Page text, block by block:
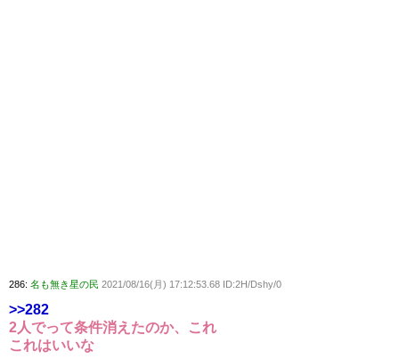
286: 名も無き星の民 2021/08/16(月) 17:12:53.68 ID:2H/Dshy/0
>>282
2人でって条件消えたのか、これ
これはいいな